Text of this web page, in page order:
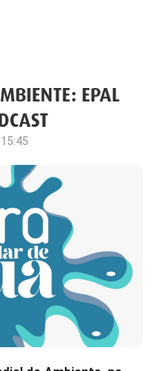
EPAL